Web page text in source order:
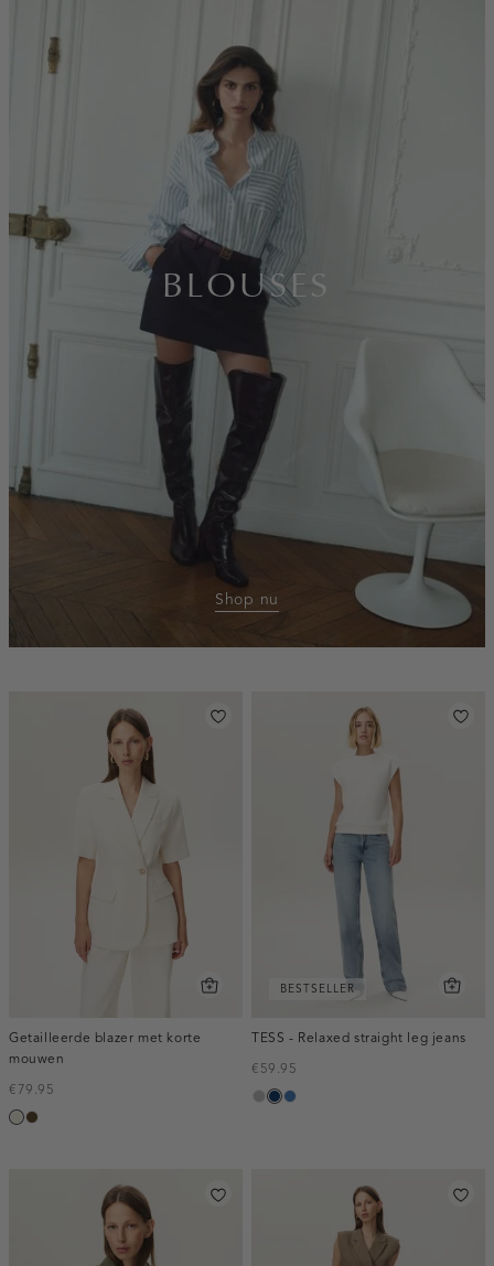
BLOUSES
Shop nu
Getailleerde blazer met korte
mouwen
€79.95
ecrutoffee
BESTSELLER
TESS - Relaxed straight leg jeans
€59.95
grijs,
blauw,
blauw,